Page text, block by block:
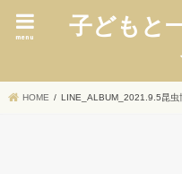
子どもと
menu
HOME LINE_ALBUM_2021.9.5昆